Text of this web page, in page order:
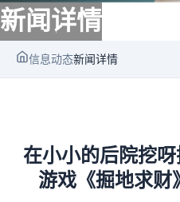
新闻详情
信息动态新闻详情
在小小的后院挖
游戏《掘地求财